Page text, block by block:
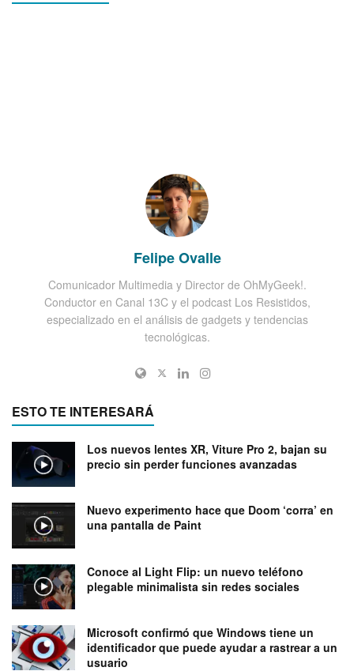
Felipe Ovalle
Comunicador Multimedia y Director de OhMyGeek!.
Conductor en Canal 13C y el podcast Los Resistidos,
especializado en el análisis de gadgets y tendencias
tecnológicas.
ESTO TE INTERESARÁ
Los nuevos lentes XR, Viture Pro 2, bajan su
precio sin perder funciones avanzadas
Nuevo experimento hace que Doom ‘corra’ en
una pantalla de Paint
Conoce al Light Flip: un nuevo teléfono
plegable minimalista sin redes sociales
Microsoft confirmó que Windows tiene un
identificador que puede ayudar a rastrear a un
usuario